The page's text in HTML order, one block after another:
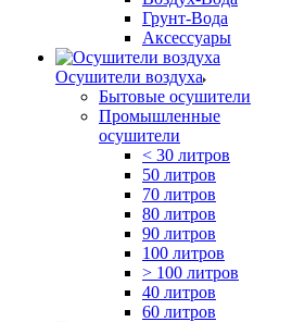
Грунт-Вода
Аксессуары
Осушители воздуха
Бытовые осушители
Промышленные
осушители
< 30 литров
50 литров
70 литров
80 литров
90 литров
100 литров
> 100 литров
40 литров
60 литров